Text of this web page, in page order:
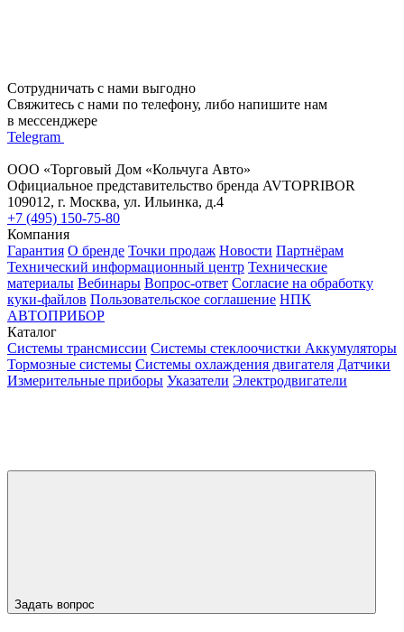
Сотрудничать с нами выгодно
Свяжитесь с нами по телефону, либо напишите нам
в мессенджере
Telegram
ООО «Торговый Дом «Кольчуга Авто»
Официальное представительство бренда AVTOPRIBOR
109012, г. Москва, ул. Ильинка, д.4
+7 (495) 150-75-80
Компания
Гарантия О бренде Точки продаж Новости Партнёрам
Технический информационный центр Технические
материалы Вебинары Вопрос-ответ Согласие на обработку
куки-файлов Пользовательское соглашение НПК
АВТОПРИБОР
Каталог
Системы трансмиссии Системы стеклоочистки Аккумуляторы
Тормозные системы Системы охлаждения двигателя Датчики
Измерительные приборы Указатели Электродвигатели
Задать вопрос